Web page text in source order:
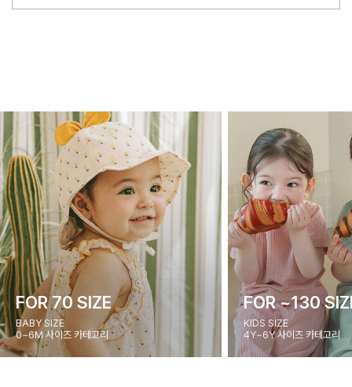
FOR 70 SIZE
BABY SIZE
0~6M 사이즈 카테고리
FOR ~130
KIDS SIZE
4Y~6Y 사이즈 카테고리